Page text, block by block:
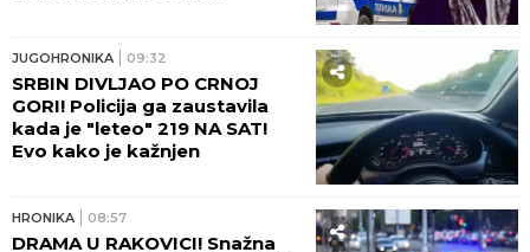
PAMTE!
JUGOHRONIKA 09:32
SRBIN DIVLJAO PO CRNOJ
GORI! Policija ga zaustavila
kada je "leteo" 219 NA SAT!
Evo kako je kažnjen
HRONIKA 08:57
DRAMA U RAKOVICI! Snažna